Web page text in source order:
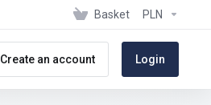
Basket PLN
Create an account Login